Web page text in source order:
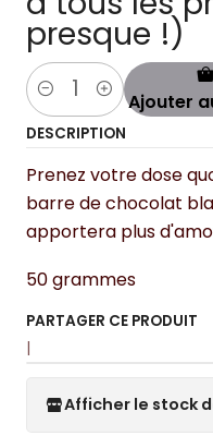
presque !)
Quantité Ajouter
DESCRIPTION
Prenez votre dose
barre de chocolat
apportera plus
50 grammes
PARTAGER CE PRODUIT
|
Afficher le stock